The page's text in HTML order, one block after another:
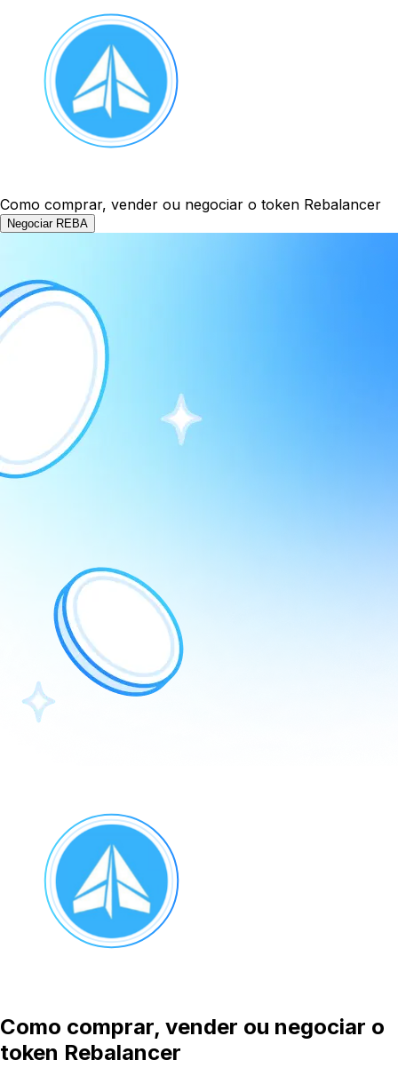
Como comprar, vender ou negociar o token Rebalancer
Negociar REBA
Como comprar, vender ou negociar o
token Rebalancer